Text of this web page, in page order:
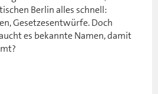
Berlin alles schnell:
Gesetzesentwürfe. Doch
es bekannte Namen, damit